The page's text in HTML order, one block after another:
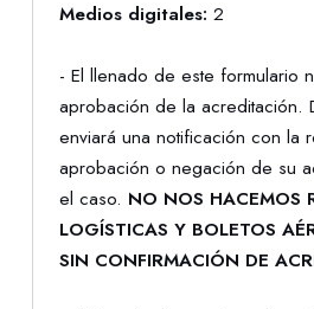
Medios digitales: 2
- El llenado de este formulario
aprobación de la acreditación.
enviará una notificación con la
aprobación o negación de su
el caso. NO NOS HACEMOS
LOGÍSTICAS Y BOLETOS
SIN CONFIRMACIÓN DE